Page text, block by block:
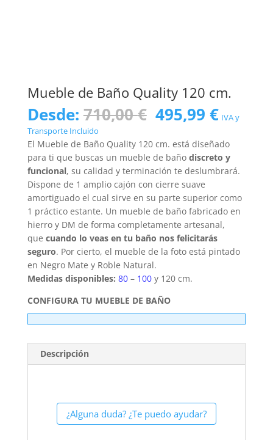
Mueble de Baño Quality 120 cm.
Desde: 710,00€ El
precio
original
era:
710,00 €.
495,99 €El
precio
actual
es:
495,99
IVA y
Transporte Incluido
El Mueble de Baño Quality 120 cm. está diseñado
para ti que buscas un mueble de baño discreto y
funcional, su calidad y terminación te deslumbrará.
Dispone de 1 amplio cajón con cierre suave
amortiguado el cual sirve en su parte superior como
1 práctico estante. Un mueble de baño fabricado en
hierro y DM de forma completamente artesanal,
que cuando lo veas en tu baño nos felicitarás
seguro. Por cierto, el mueble de la foto está pintado
en Negro Mate y Roble Natural.
Medidas disponibles: 80– 100y 120 cm.
CONFIGURA TU MUEBLE DE BAÑO
Descripción
¿Alguna duda? ¿Te puedo ayudar?